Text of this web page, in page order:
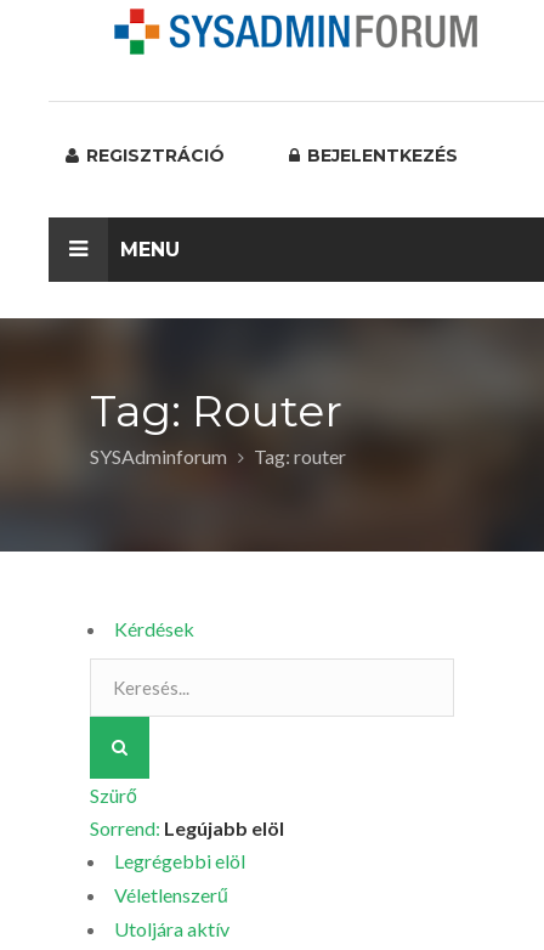
REGISZTRÁCIÓ BEJELENTKEZÉS
MENU
Tag: Router
SYSAdminforum Tag: router
Kérdések
Szürő
Sorrend: Legújabb elöl
Legrégebbi elöl
Véletlenszerű
Utoljára aktív